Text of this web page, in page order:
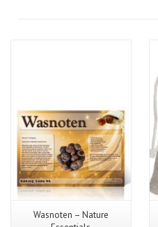
Wasnoten – Nature